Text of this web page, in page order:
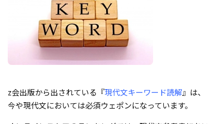
z会出版から出されている『現代文キーワード読解』は、
今や現代文においては必須ウェポンになっています。